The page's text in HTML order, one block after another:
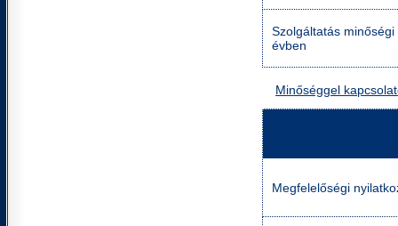
Szolgáltatás
évben
Minőséggel
Megfelelőségi